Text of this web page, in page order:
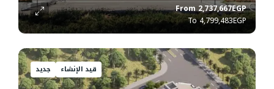
From2,737,667EGP
4,799,483EGP
قيد الإنشاء جديد